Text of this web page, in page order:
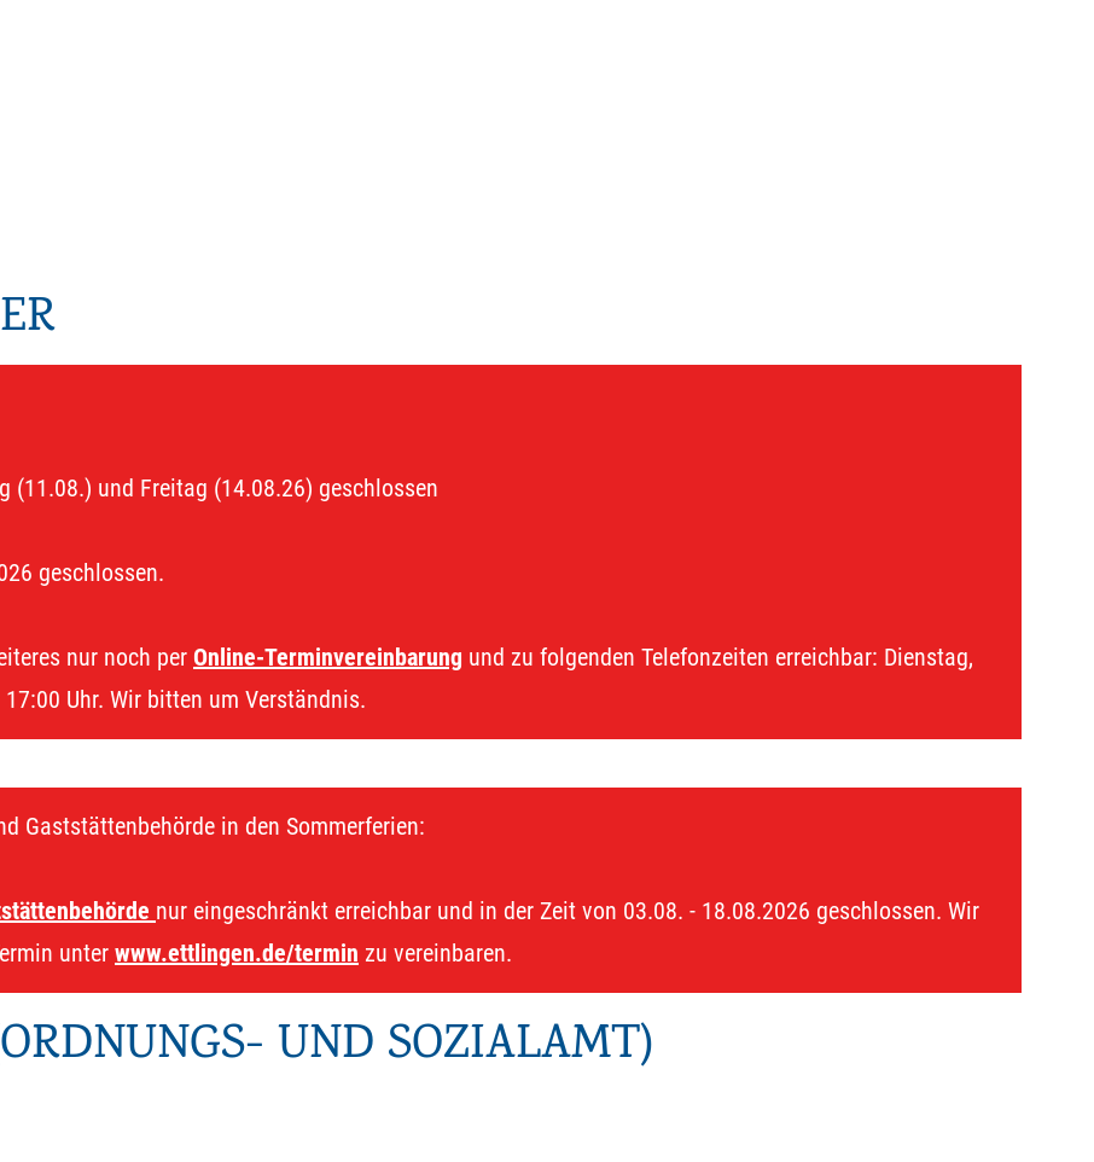
(11.08.) und Freitag (14.08.26) geschlossen
geschlossen.
nur noch per Online-Terminvereinbarung und zu folgenden Telefonzeiten erreichbar: Dienstag,
Uhr. Wir bitten um Verständnis.
Gaststättenbehörde in den Sommerferien:
nur eingeschränkt erreichbar und in der Zeit von 03.08. - 18.08.2026 geschlossen. Wir
unter www.ettlingen.de/termin zu vereinbaren.
UND SOZIALAMT)